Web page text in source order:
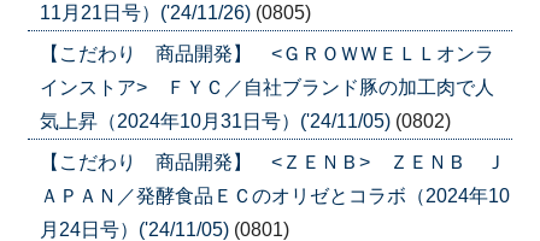
11月21日号）('24/11/26) (0805)
【こだわり 商品開発】 <ＧＲＯＷＷＥＬＬオンラ
インストア> ＦＹＣ／自社ブランド豚の加工肉で人
気上昇（2024年10月31日号）('24/11/05) (0802)
【こだわり 商品開発】 <ＺＥＮＢ> ＺＥＮＢ Ｊ
ＡＰＡＮ／発酵食品ＥＣのオリゼとコラボ（2024年10
月24日号）('24/11/05) (0801)